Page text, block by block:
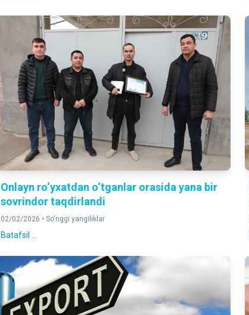
Onlayn ro‘yxatdan o‘tganlar orasida yana bir
sovrindor taqdirlandi
02/02/2026 • So'nggi yangiliklar
Batafsil ...